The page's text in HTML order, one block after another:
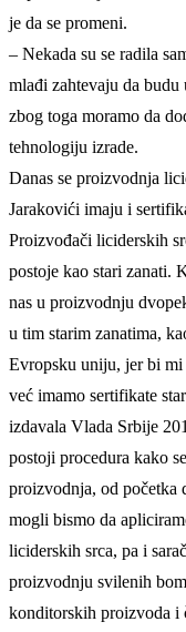
je da se promeni.
– Nekada su se radila
mlađi zahtevaju da
zbog toga moramo da
tehnologiju izrade.
Danas se proizvodnja
Jarakovići imaju i
Proizvođači liciderskih
postoje kao stari zanati.
nas u proizvodnju
u tim starim zanatima,
Evropsku uniju, jer bi
već imamo sertifikate
izdavala Vlada Srbije
postoji procedura kako
proizvodnja, od početka
mogli bismo da
liciderskih srca, pa i
proizvodnju svilenih
konditorskih proizvoda i